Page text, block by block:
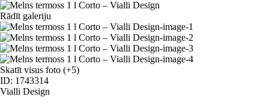
Rādīt galeriju
Skatīt visus foto (+5)
ID: 1743314
Vialli Design